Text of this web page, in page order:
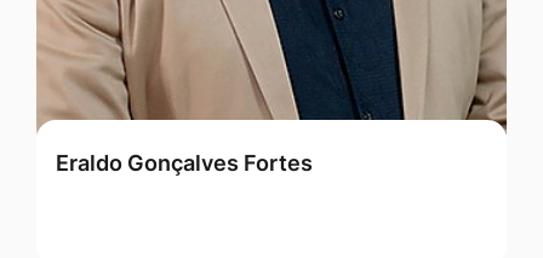
Eraldo Gonçalves Fortes